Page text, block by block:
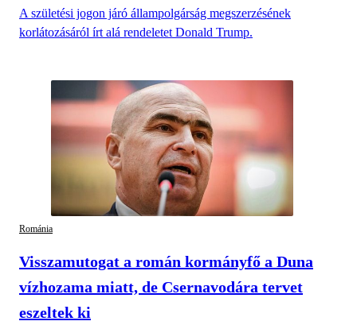
A születési jogon járó állampolgárság megszerzésének
korlátozásáról írt alá rendeletet Donald Trump.
Románia
Visszamutogat a román kormányfő a Duna
vízhozama miatt, de Csernavodára tervet
eszeltek ki